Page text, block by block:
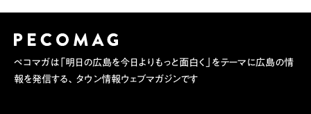
ペコマガは「明日の広島を今日よりもっと面白く」をテーマに広島の情
報を発信する、タウン情報ウェブマガジンです